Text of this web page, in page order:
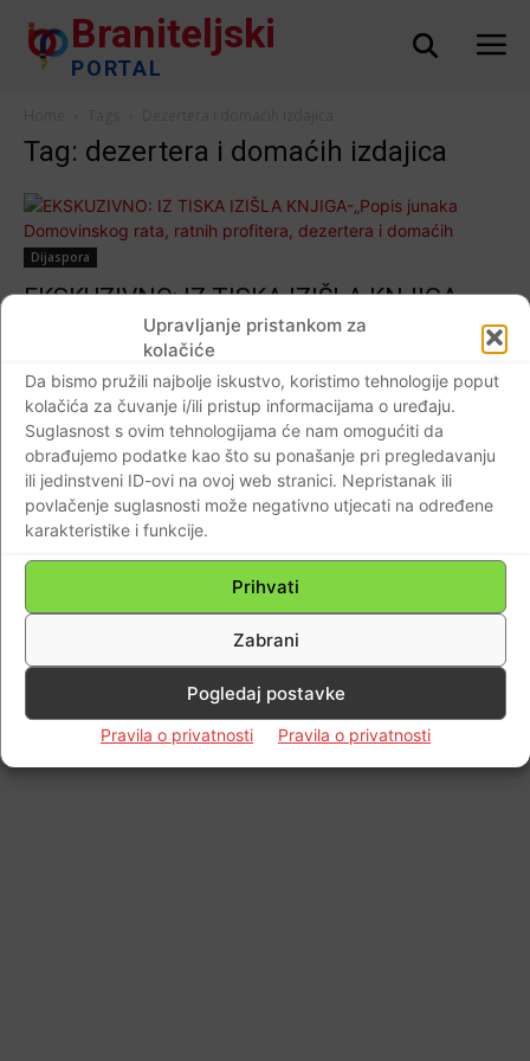
Upravljanje pristankom za
kolačiće
Da bismo pružili najbolje iskustvo, koristimo tehnologije poput
kolačića za čuvanje i/ili pristup informacijama o uređaju.
Suglasnost s ovim tehnologijama će nam omogućiti da
obrađujemo podatke kao što su ponašanje pri pregledavanju
ili jedinstveni ID-ovi na ovoj web stranici. Nepristanak ili
povlačenje suglasnosti može negativno utjecati na određene
karakteristike i funkcije.
Prihvati
Zabrani
Pogledaj postavke
Pravila o privatnosti Pravila o privatnosti
Braniteljski
PORTAL
Tag: dezertera i domaćih izdajica
Dijaspora
EKSKUZIVNO: IZ TISKA IZIŠLA KNJIGA-
„Popis junaka Domovinskog rata, ratnih
profitera, dezertera i domaćih izdajica“!
Braniteljski portal - 19.11.2018 4
Impressum Kontaktirajte nas Pravila o privatnosti